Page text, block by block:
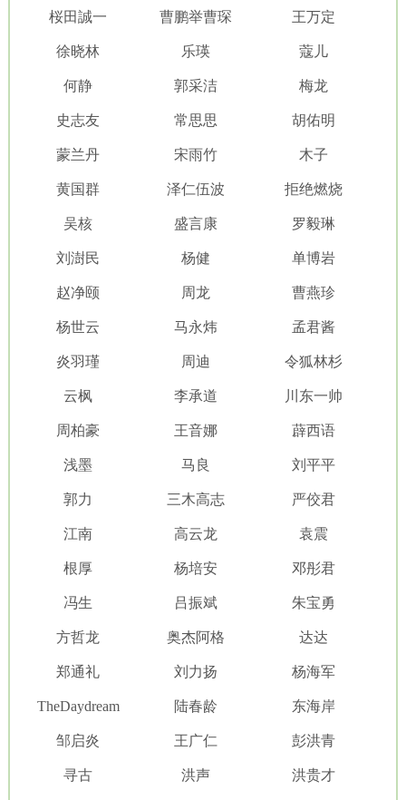
桜田誠一 曹鹏举曹琛 王万定
徐晓林 乐瑛 蔻儿
何静 郭采洁 梅龙
史志友 常思思 胡佑明
蒙兰丹 宋雨竹 木子
黄国群 泽仁伍波 拒绝燃烧
吴核 盛言康 罗毅琳
刘澍民 杨健 单博岩
赵净颐 周龙 曹燕珍
杨世云 马永炜 孟君酱
炎羽瑾 周迪 令狐林杉
云枫 李承道 川东一帅
周柏豪 王音娜 薜西语
浅墨 马良 刘平平
郭力 三木高志 严佼君
江南 高云龙 袁震
根厚 杨培安 邓彤君
冯生 吕振斌 朱宝勇
方哲龙 奥杰阿格 达达
郑通礼 刘力扬 杨海军
TheDaydream 陆春龄 东海岸
邹启炎 王广仁 彭洪青
寻古 洪声 洪贵才